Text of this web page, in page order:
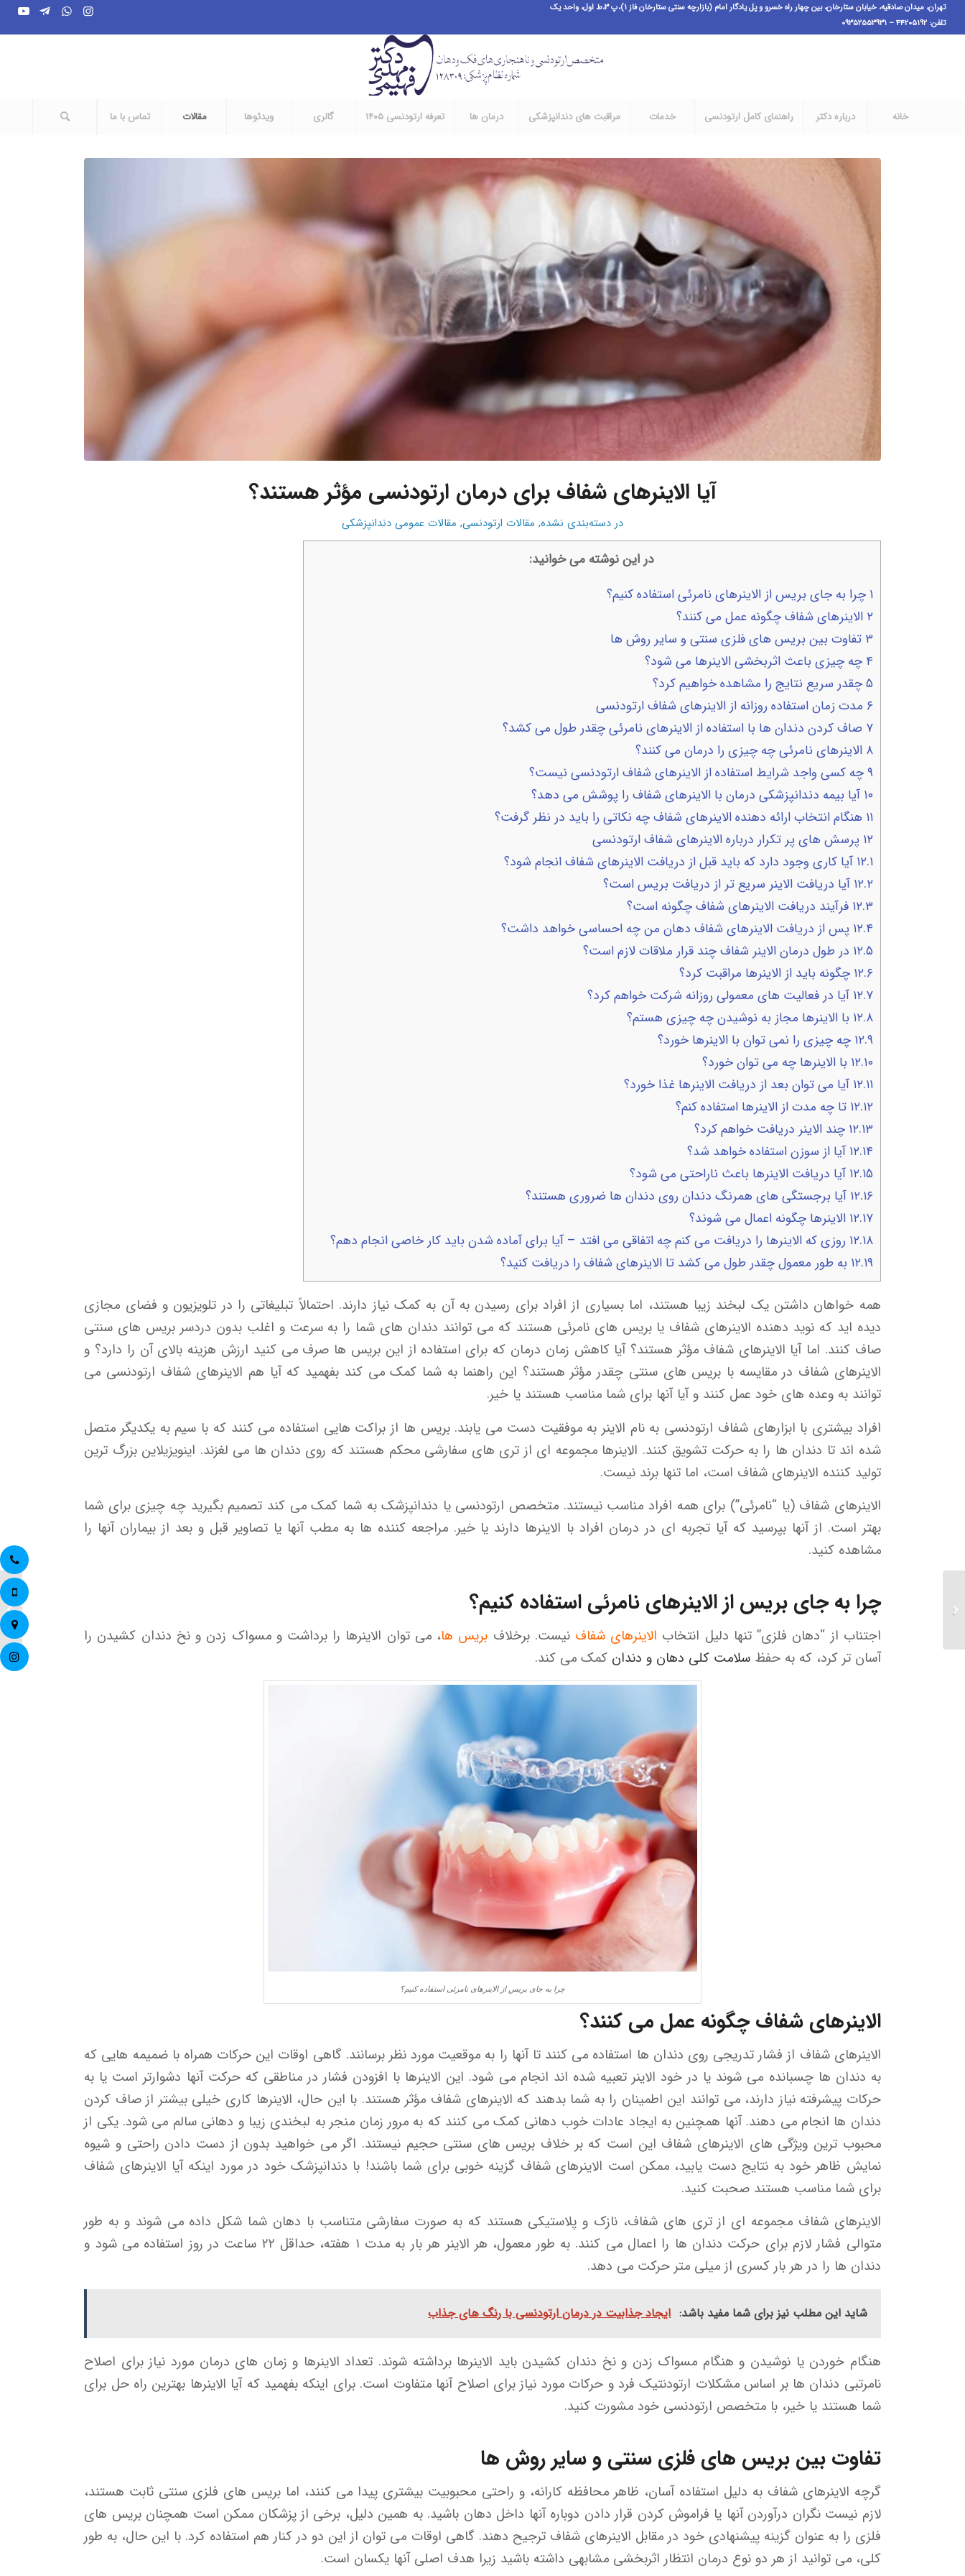
تهران، میدان صادقیه، خیابان ستارخان، بین چهار راه خسرو و پل یادگار امام (بازارچه سنتی ستارخان فاز ۱)،پ ٣،ط اول، واحد یک
تلفن: ۴۴۲۰۵۱۹۲ – ۰۹۳۵۲۵۵۳۹۳۱
خانه درباره دکتر راهنمای کامل ارتودنسی خدمات مراقبت های دندانپزشکی درمان ها تعرفه ارتودنسی ۱۴۰۵ گالری ویدئوها مقالات تماس با ما
آیا الاینرهای شفاف برای درمان ارتودنسی مؤثر هستند؟
در دسته‌بندی نشده, مقالات ارتودنسی, مقالات عمومی دندانپزشکی
در این نوشته می خوانید:
۱ چرا به جای بریس از الاینرهای نامرئی استفاده کنیم؟
۲ الاینرهای شفاف چگونه عمل می کنند؟
۳ تفاوت بین بریس های فلزی سنتی و سایر روش ها
۴ چه چیزی باعث اثربخشی الاینرها می شود؟
۵چقدر سریع نتایج را مشاهده خواهیم کرد؟
۶ مدت زمان استفاده روزانه از الاینرهای شفاف ارتودنسی
۷ صاف کردن دندان ها با استفاده از الاینرهای نامرئی چقدر طول می کشد؟
۸ الاینرهای نامرئی چه چیزی را درمان می کنند؟
۹چه کسی واجد شرایط استفاده از الاینرهای شفاف ارتودنسی نیست؟
۱۰ آیا بیمه دندانپزشکی درمان با الاینرهای شفاف را پوشش می دهد؟
۱۱ هنگام انتخاب ارائه دهنده الاینرهای شفاف چه نکاتی را باید در نظر گرفت؟
۱۲ پرسش های پر تکرار درباره الاینرهای شفاف ارتودنسی
۱۲.۱ آیا کاری وجود دارد که باید قبل از دریافت الاینرهای شفاف انجام شود؟
۱۲.۲ آیا دریافت الاینر سریع تر از دریافت بریس است؟
۱۲.۳ فرآیند دریافت الاینرهای شفاف چگونه است؟
۱۲.۴ پس از دریافت الاینرهای شفاف دهان من چه احساسی خواهد داشت؟
۱۲.۵ در طول درمان الاینر شفاف چند قرار ملاقات لازم است؟
۱۲.۶ چگونه باید از الاینرها مراقبت کرد؟
۱۲.۷ آیا در فعالیت های معمولی روزانه شرکت خواهم کرد؟
۱۲.۸ با الاینرها مجاز به نوشیدن چه چیزی هستم؟
۱۲.۹ چه چیزی را نمی توان با الاینرها خورد؟
۱۲.۱۰ با الاینرها چه می توان خورد؟
۱۲.۱۱ آیا می توان بعد از دریافت الاینرها غذا خورد؟
۱۲.۱۲ تا چه مدت از الاینرها استفاده کنم؟
۱۲.۱۳ چند الاینر دریافت خواهم کرد؟
۱۲.۱۴ آیا از سوزن استفاده خواهد شد؟
۱۲.۱۵ آیا دریافت الاینرها باعث ناراحتی می شود؟
۱۲.۱۶ آیا برجستگی های همرنگ دندان روی دندان ها ضروری هستند؟
۱۲.۱۷ الاینرها چگونه اعمال می شوند؟
۱۲.۱۸ روزی که الاینرها را دریافت می کنم چه اتفاقی می افتد – آیا برای آماده شدن باید کار خاصی انجام دهم؟
۱۲.۱۹ به طور معمول چقدر طول می کشد تا الاینرهای شفاف را دریافت کنید؟
همه خواهان داشتن یک لبخند زیبا هستند، اما بسیاری از افراد برای رسیدن به آن به کمک نیاز دارند. احتمالاً تبلیغاتی را در تلویزیون و فضای مجازی
دیده اید که نوید دهنده الاینرهای شفاف یا بریس های نامرئی هستند که می توانند دندان های شما را به سرعت و اغلب بدون دردسر بریس های سنتی
صاف کنند. اما آیا الاینرهای شفاف مؤثر هستند؟ آیا کاهش زمان درمان که برای استفاده از این بریس ها صرف می کنید ارزش هزینه بالای آن را دارد؟ و
الاینرهای شفاف در مقایسه با بریس های سنتی چقدر مؤثر هستند؟ این راهنما به شما کمک می کند بفهمید که آیا هم الاینرهای شفاف ارتودنسی می
توانند به وعده های خود عمل کنند و آیا آنها برای شما مناسب هستند یا خیر.
افراد بیشتری با ابزارهای شفاف ارتودنسی به نام الاینر به موفقیت دست می یابند. بریس ها از براکت هایی استفاده می کنند که با سیم به یکدیگر متصل
شده اند تا دندان ها را به حرکت تشویق کنند. الاینرها مجموعه ای از تری های سفارشی محکم هستند که روی دندان ها می لغزند. اینویزیلاین بزرگ ترین
تولید کننده الاینرهای شفاف است، اما تنها برند نیست.
الاینرهای شفاف (یا “نامرئی”) برای همه افراد مناسب نیستند. متخصص ارتودنسی یا دندانپزشک به شما کمک می کند تصمیم بگیرید چه چیزی برای شما
بهتر است. از آنها بپرسید که آیا تجربه ای در درمان افراد با الاینرها دارند یا خیر. مراجعه کننده ها به مطب آنها یا تصاویر قبل و بعد از بیماران آنها را
مشاهده کنید.
چرا به جای بریس از الاینرهای نامرئی استفاده کنیم؟
اجتناب از “دهان فلزی” تنها دلیل انتخاب الاینرهای شفاف نیست. برخلاف بریس ها، می توان الاینرها را برداشت و مسواک زدن و نخ دندان کشیدن را
آسان تر کرد، که به حفظ سلامت کلی دهان و دندان کمک می کند.
چرا به جای بریس از الاینرهای نامرئی استفاده کنیم؟
الاینرهای شفاف چگونه عمل می کنند؟
الاینرهای شفاف از فشار تدریجی روی دندان ها استفاده می کنند تا آنها را به موقعیت مورد نظر برسانند. گاهی اوقات این حرکات همراه با ضمیمه هایی که
به دندان ها چسبانده می شوند یا در خود الاینر تعبیه شده اند انجام می شود. این الاینرها با افزودن فشار در مناطقی که حرکت آنها دشوارتر است یا به
حرکات پیشرفته نیاز دارند، می توانند این اطمینان را به شما بدهند که الاینرهای شفاف مؤثر هستند. با این حال، الاینرها کاری خیلی بیشتر از صاف کردن
دندان ها انجام می دهند. آنها همچنین به ایجاد عادات خوب دهانی کمک می کنند که به مرور زمان منجر به لبخندی زیبا و دهانی سالم می شود. یکی از
محبوب ترین ویژگی های الاینرهای شفاف این است که بر خلاف بریس های سنتی حجیم نیستند. اگر می خواهید بدون از دست دادن راحتی و شیوه
نمایش ظاهر خود به نتایج دست یابید، ممکن است الاینرهای شفاف گزینه خوبی برای شما باشند! با دندانپزشک خود در مورد اینکه آیا الاینرهای شفاف
برای شما مناسب هستند صحبت کنید.
الاینرهای شفاف مجموعه ای از تری های شفاف، نازک و پلاستیکی هستند که به صورت سفارشی متناسب با دهان شما شکل داده می شوند و به طور
متوالی فشار لازم برای حرکت دندان ها را اعمال می کنند. به طور معمول، هر الاینر هر بار به مدت ۱ هفته، حداقل ۲۲ ساعت در روز استفاده می شود و
دندان ها را در هر بار کسری از میلی متر حرکت می دهد.
شاید این مطلب نیز برای شما مفید باشد: ایجاد جذابیت در درمان ارتودنسی با رنگ های جذاب
هنگام خوردن یا نوشیدن و هنگام مسواک زدن و نخ دندان کشیدن باید الاینرها برداشته شوند. تعداد الاینرها و زمان های درمان مورد نیاز برای اصلاح
نامرتبی دندان ها بر اساس مشکلات ارتودنتیک فرد و حرکات مورد نیاز برای اصلاح آنها متفاوت است. برای اینکه بفهمید که آیا الاینرها بهترین راه حل برای
شما هستند یا خیر، با متخصص ارتودنسی خود مشورت کنید.
تفاوت بین بریس های فلزی سنتی و سایر روش ها
گرچه الاینرهای شفاف به دلیل استفاده آسان، ظاهر محافظه کارانه، و راحتی محبوبیت بیشتری پیدا می کنند، اما بریس های فلزی سنتی ثابت هستند،
لازم نیست نگران درآوردن آنها یا فراموش کردن قرار دادن دوباره آنها داخل دهان باشید. به همین دلیل، برخی از پزشکان ممکن است همچنان بریس های
فلزی را به عنوان گزینه پیشنهادی خود در مقابل الاینرهای شفاف ترجیح دهند. گاهی اوقات می توان از این دو در کنار هم استفاده کرد. با این حال، به طور
کلی، می توانید از هر دو نوع درمان انتظار اثربخشی مشابهی داشته باشید زیرا هدف اصلی آنها یکسان است.
آیا
تصویربرداری رادیوگرافی با
اشعه ایکس در